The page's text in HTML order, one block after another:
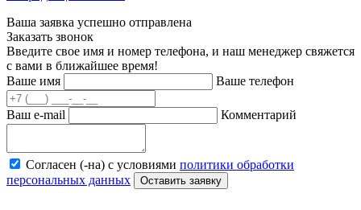
Ваша заявка успешно отправлена
Заказать звонок
Введите свое имя и номер телефона, и наш менеджер свяжется
с вами в ближайшее время!
Ваше имя
Ваше телефон
Ваш e-mail Комментарий
Согласен (-на) с условиями политики обработки
персональных данных